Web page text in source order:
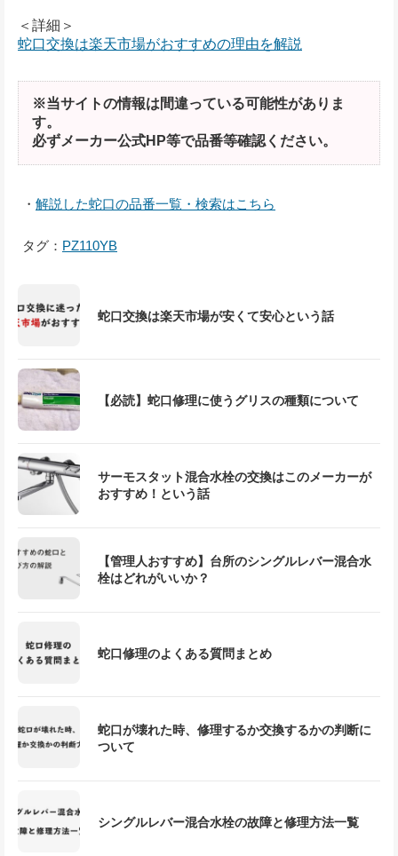
＜詳細＞
蛇口交換は楽天市場がおすすめの理由を解説
※当サイトの情報は間違っている可能性がありま
す。
必ずメーカー公式HP等で品番等確認ください。
・ 解説した蛇口の品番一覧・検索はこちら
タグ： PZ110YB
蛇口交換は楽天市場が安くて安心という話
【必読】蛇口修理に使うグリスの種類について
サーモスタット混合水栓の交換はこのメーカーが
おすすめ！という話
【管理人おすすめ】台所のシングルレバー混合水
栓はどれがいいか？
蛇口修理のよくある質問まとめ
蛇口が壊れた時、修理するか交換するかの判断に
ついて
シングルレバー混合水栓の故障と修理方法一覧